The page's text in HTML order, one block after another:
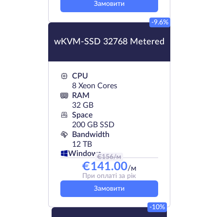
Замовити
wKVM-SSD 32768 Metered
-9.6%
CPU
8 Xeon Cores
RAM
32 GB
Space
200 GB SSD
Bandwidth
12 TB
Windows
€156/м
€141.00/м
При оплаті за рік
Замовити
-10%